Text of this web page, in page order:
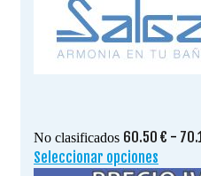
No clasificados 60.50 € -
Seleccionar opciones